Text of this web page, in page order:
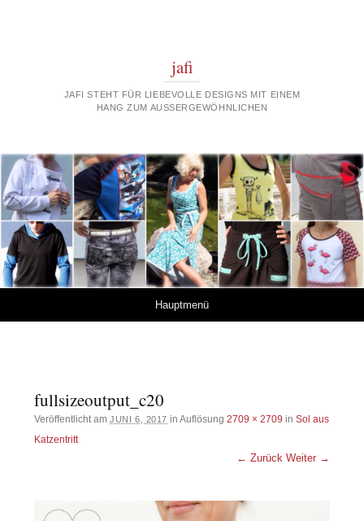
jafi
JAFI STEHT FÜR LIEBEVOLLE DESIGNS MIT EINEM
HANG ZUM AUSSERGEWÖHNLICHEN
Hauptmenü
fullsizeoutput_c20
Veröffentlicht amJUNI 6, 2017 in Auflösung 2709 × 2709 in Sol aus
Katzentritt
← Zurück Weiter →